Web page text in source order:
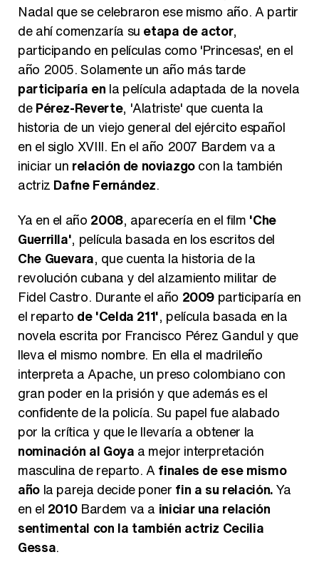
Magdalena de Suecia responde a las críticas y explica por qué le han permitido lanzar su propio negocio
Nadal que se celebraron ese mismo año. A partir
de ahí comenzaría su etapa de actor,
participando en películas como 'Princesas', en el
año 2005. Solamente un año más tarde
participaría en la película adaptada de la novela
dePérez-Reverte, 'Alatriste' que cuenta la
historia de un viejo general del ejército español
en el siglo XVIII. En el año 2007 Bardem va a
iniciar un relación de noviazgocon la también
actriz Dafne Fernández.
Ya en el año 2008, aparecería en el film 'Che
Guerrilla', película basada en los escritos del
Che Guevara, que cuenta la historia de la
revolución cubana y del alzamiento militar de
Fidel Castro. Durante el año 2009 participaría en
el reparto de 'Celda 211', película basada en la
novela escrita por Francisco Pérez Gandul y que
lleva el mismo nombre. En ella el madrileño
interpreta a Apache, un preso colombiano con
gran poder en la prisión y que además es el
confidente de la policía. Su papel fue alabado
por la crítica y que le llevaría a obtener la
nominación al Goya a mejor interpretación
masculina de reparto. Afinales de ese mismo
añola pareja decide poner fin a su relación.Ya
en el 2010Bardem va a iniciar una relación
sentimental con la también actriz Cecilia
Gessa.